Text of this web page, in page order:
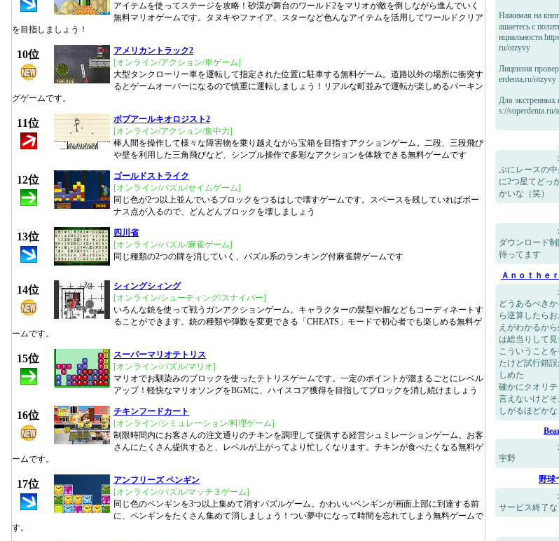
アイテムを使ってステージを攻略！砂漠が舞台のワールド2をマリオが敵を倒しながら進んでいく
無料マリオゲームです。タヌキやファイア、スターなど色んなアイテムを活用してワールドクリア
を目指しましょう！
10位
アメリカントラック2
[オンライン/アクション/車ゲーム]
大型タンクローリー車を運転して指定された位置に駐車する無料ゲーム。道路以外の場所に衝突す
るとゲームオーバーになるので慎重に運転しましょう！リアルな町並みで運転が楽しめるパーキン
グゲームです。
11位
ボブアールキオロジスト2
[オンライン/アクション/集中力]
棒人間を操作して様々な障害物を乗り越えながら宝箱を目指すアクションゲーム。二段、三段飛び
や壁を利用した三角飛びなど、シンプル操作で多彩なアクションを体験できる無料ゲームです
12位
ゴールドストライク
[オンライン/パズル/セイムゲーム]
同じ色が2つ以上並んでいるブロックをつるはしで壊すゲームです。スペースを残していればボー
ナス点が入るので、どんどんブロックを壊しましょう
13位
四川省
[オンライン/パズル/麻雀ゲーム]
同じ種類の2つの牌を消していく、パズル系のランキング付麻雀牌ゲームです
14位
シィングシィング
[オンライン/シューティング/スナイパー]
いろんな銃を使って戦うガンアクションゲーム。キャラクターの髪型や服などもコーディネートす
ることができます。銃の種類や弾数を変更できる「CHEATS」モードで初心者でも楽しめる無料ゲ
ームです。
15位
スーパーマリオテトリス
[オンライン/パズル/マリオ]
マリオでお馴染みのブロックを使ったテトリスゲームです。一定のポイントが溜まるごとにレベル
アップ！軽快なマリオソングをBGMに、ハイスコア獲得を目指してブロックを消し続けましょう
16位
チキンフードカート
[オンライン/シミュレーション/料理ゲーム]
制限時間内にお客さんの注文通りのチキンを調理して提供する経営シュミレーションゲーム。お客
さんにたくさん提供すると、レベルが上がってより忙しくなります。チキンが食べたくなる無料ゲ
ームです。
17位
アンフリーズ ペンギン
[オンライン/パズル/マッチ３ゲーム]
同じ色のペンギンを3つ以上集めて消すパズルゲーム。かわいいペンギンが画面上部に到達する前
に、ペンギンをたくさん集めて消しましょう！つい夢中になって時間を忘れてしまう無料ゲームで
す。
Нажимая на
ашаетесь с
нциальности
ru/otzyvy
Лицензия
erdenta.ru/otzyvy
Для экстренных
s://superdenta.ru/
ぷにレースの
に2つ星てどっ
かいな（笑）
ダウンロード
待ってます
Ａｎｏｔｈｅ
どうあるべき
ら逆算したら
えがわかるか
は総当りして見
こういうこと
たけど試行錯
しめた
確かにクオリ
言えないけど
しがるほどか
宇野
野球
サービス終了な